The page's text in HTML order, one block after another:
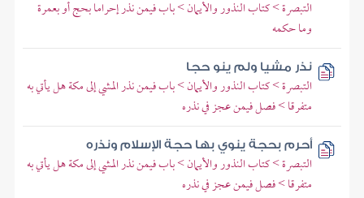
التبصرة > كتاب النذور والأيمان > باب فيمن نذر إحراما بحج أو بعمرة
وما حكمه
نذر مشيا ولم ينو حجا
التبصرة > كتاب النذور والأيمان > باب فيمن نذر المشي إلى مكة هل يأتي به
متفرقا > فصل فيمن عجز في نذره
أحرم بحجة ينوي بها حجة الإسلام ونذره
التبصرة > كتاب النذور والأيمان > باب فيمن نذر المشي إلى مكة هل يأتي به
متفرقا > فصل فيمن عجز في نذره